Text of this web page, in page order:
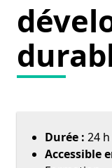
Durée : 24 h
Accessible